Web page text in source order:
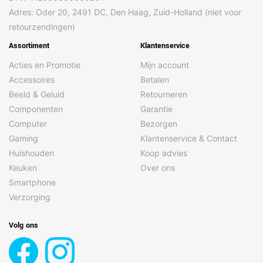
Adres: Oder 20, 2491 DC, Den Haag, Zuid-Holland (niet voor
retourzendingen)
Assortiment
Acties en Promotie
Accessoires
Beeld & Geluid
Componenten
Computer
Gaming
Huishouden
Keuken
Smartphone
Verzorging
Klantenservice
Mijn account
Betalen
Retourneren
Garantie
Bezorgen
Klantenservice & Contact
Koop advies
Over ons
Volg ons